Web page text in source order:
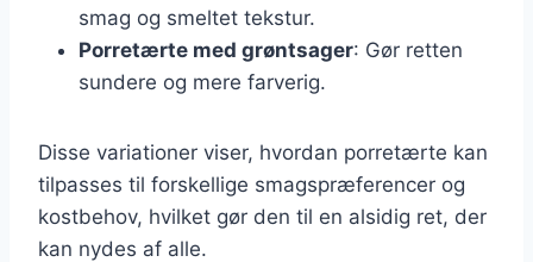
smag og smeltet tekstur.
Porretærte med grøntsager: Gør retten
sundere og mere farverig.
Disse variationer viser, hvordan porretærte kan
tilpasses til forskellige smagspræferencer og
kostbehov, hvilket gør den til en alsidig ret, der
kan nydes af alle.